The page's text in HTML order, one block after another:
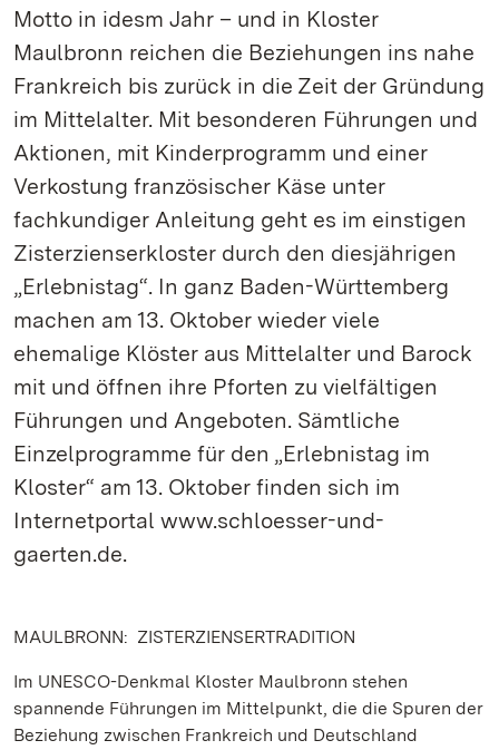
Motto in idesm Jahr – und in Kloster
Maulbronn reichen die Beziehungen ins nahe
Frankreich bis zurück in die Zeit der Gründung
im Mittelalter. Mit besonderen Führungen und
Aktionen, mit Kinderprogramm und einer
Verkostung französischer Käse unter
fachkundiger Anleitung geht es im einstigen
Zisterzienserkloster durch den diesjährigen
„Erlebnistag“. In ganz Baden-Württemberg
machen am 13. Oktober wieder viele
ehemalige Klöster aus Mittelalter und Barock
mit und öffnen ihre Pforten zu vielfältigen
Führungen und Angeboten. Sämtliche
Einzelprogramme für den „Erlebnistag im
Kloster“ am 13. Oktober finden sich im
Internetportal www.schloesser-und-
gaerten.de.
MAULBRONN: ZISTERZIENSERTRADITION
Im UNESCO-Denkmal Kloster Maulbronn stehen
spannende Führungen im Mittelpunkt, die die Spuren der
Beziehung zwischen Frankreich und Deutschland